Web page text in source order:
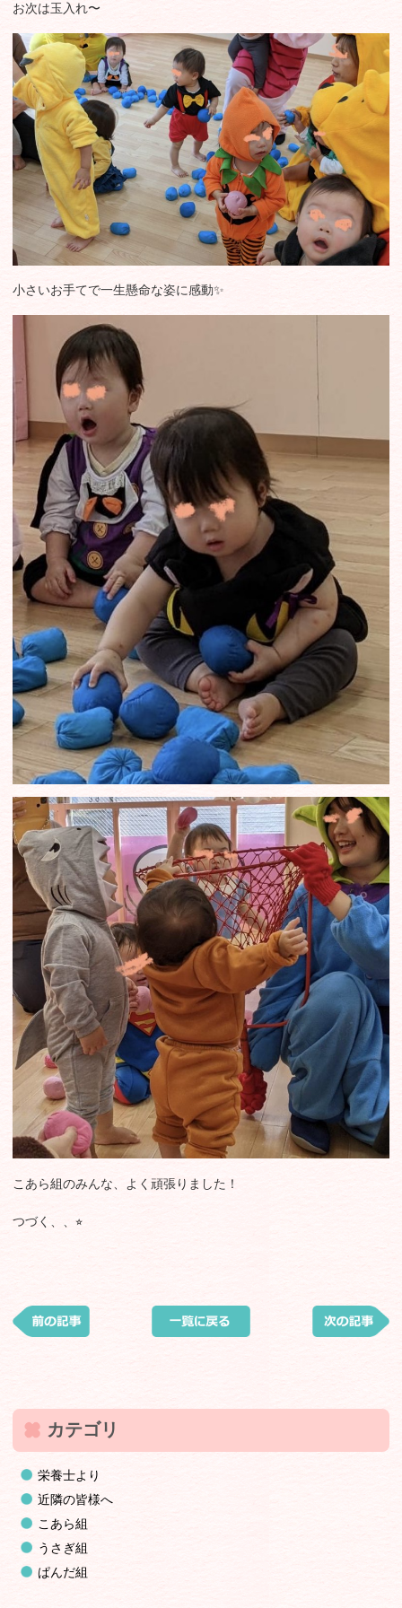
お次は玉入れ〜
小さいお手てで一生懸命な姿に感動✨️
こあら組のみんな、よく頑張りました！
つづく、、⭐︎
カテゴリ
栄養士より
近隣の皆様へ
こあら組
うさぎ組
ぱんだ組